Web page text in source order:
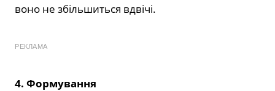
воно не збільшиться вдвічі.
РЕКЛАМА
4. Формування